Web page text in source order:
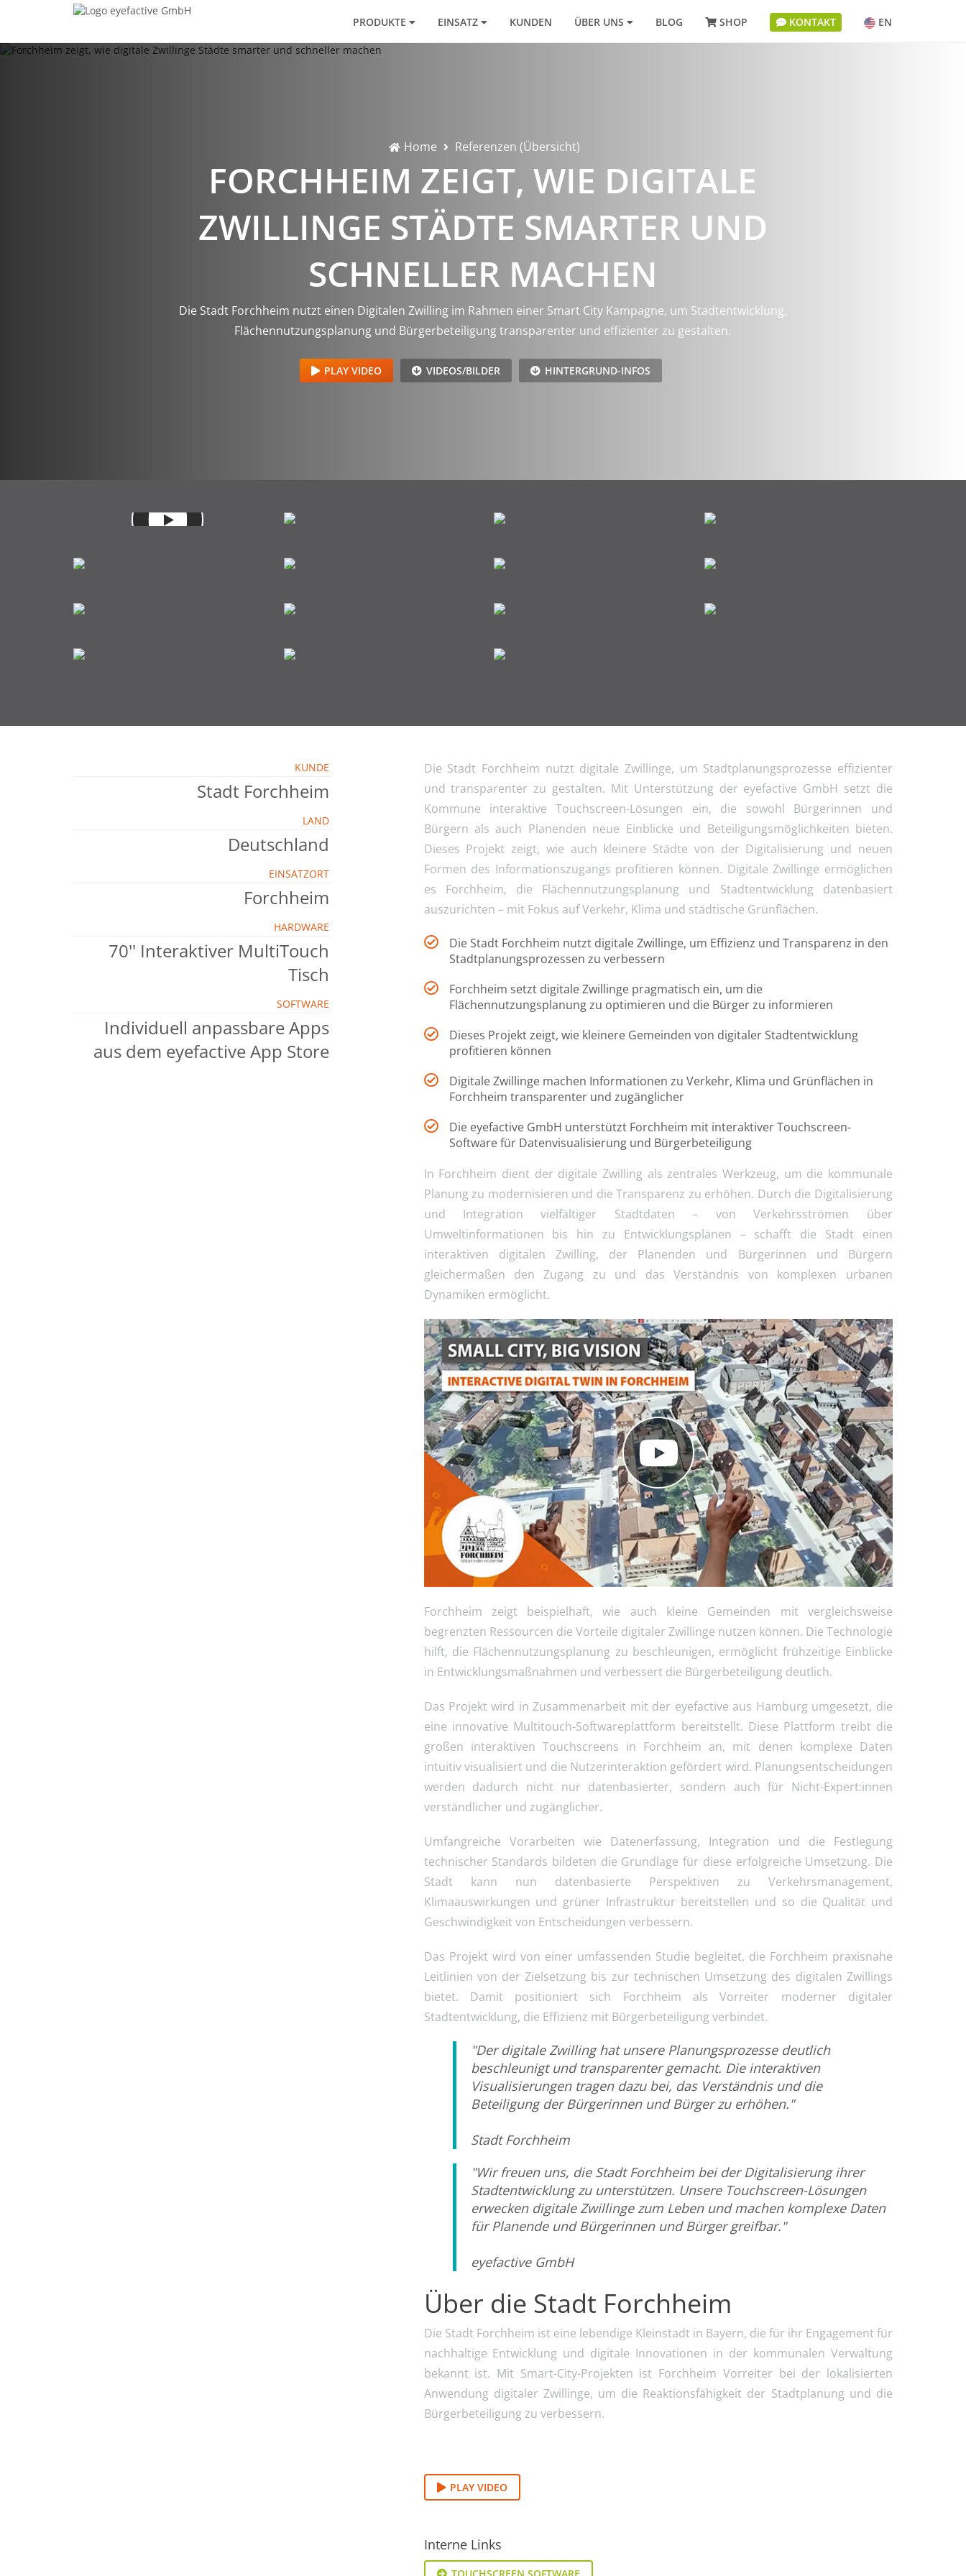
PRODUKTE EINSATZ KUNDEN ÜBER UNS BLOG SHOP KONTAKT EN
Home Referenzen (Übersicht)
FORCHHEIM ZEIGT, WIE DIGITALE
ZWILLINGE STÄDTE SMARTER UND
SCHNELLER MACHEN
Die Stadt Forchheim nutzt einen Digitalen Zwilling im Rahmen einer Smart City Kampagne, um Stadtentwicklung,
Flächennutzungsplanung und Bürgerbeteiligung transparenter und effizienter zu gestalten.
PLAY VIDEO VIDEOS/BILDER HINTERGRUND-INFOS
Die Stadt Forchheim nutzt digitale Zwillinge, um Stadtplanungsprozesse effizienter
und transparenter zu gestalten. Mit Unterstützung der eyefactive GmbH setzt die
Kommune interaktive Touchscreen-Lösungen ein, die sowohl Bürgerinnen und
Bürgern als auch Planenden neue Einblicke und Beteiligungsmöglichkeiten bieten.
Dieses Projekt zeigt, wie auch kleinere Städte von der Digitalisierung und neuen
Formen des Informationszugangs profitieren können. Digitale Zwillinge ermöglichen
es Forchheim, die Flächennutzungsplanung und Stadtentwicklung datenbasiert
auszurichten – mit Fokus auf Verkehr, Klima und städtische Grünflächen.
Die Stadt Forchheim nutzt digitale Zwillinge, um Effizienz und Transparenz in den
Stadtplanungsprozessen zu verbessern
Forchheim setzt digitale Zwillinge pragmatisch ein, um die
Flächennutzungsplanung zu optimieren und die Bürger zu informieren
Dieses Projekt zeigt, wie kleinere Gemeinden von digitaler Stadtentwicklung
profitieren können
Digitale Zwillinge machen Informationen zu Verkehr, Klima und Grünflächen in
Forchheim transparenter und zugänglicher
Die eyefactive GmbH unterstützt Forchheim mit interaktiver Touchscreen-
Software für Datenvisualisierung und Bürgerbeteiligung
In Forchheim dient der digitale Zwilling als zentrales Werkzeug, um die kommunale
Planung zu modernisieren und die Transparenz zu erhöhen. Durch die Digitalisierung
und Integration vielfältiger Stadtdaten – von Verkehrsströmen über
Umweltinformationen bis hin zu Entwicklungsplänen – schafft die Stadt einen
interaktiven digitalen Zwilling, der Planenden und Bürgerinnen und Bürgern
gleichermaßen den Zugang zu und das Verständnis von komplexen urbanen
Dynamiken ermöglicht.
Forchheim zeigt beispielhaft, wie auch kleine Gemeinden mit vergleichsweise
begrenzten Ressourcen die Vorteile digitaler Zwillinge nutzen können. Die Technologie
hilft, die Flächennutzungsplanung zu beschleunigen, ermöglicht frühzeitige Einblicke
in Entwicklungsmaßnahmen und verbessert die Bürgerbeteiligung deutlich.
Das Projekt wird in Zusammenarbeit mit der eyefactive aus Hamburg umgesetzt, die
eine innovative Multitouch-Softwareplattform bereitstellt. Diese Plattform treibt die
großen interaktiven Touchscreens in Forchheim an, mit denen komplexe Daten
intuitiv visualisiert und die Nutzerinteraktion gefördert wird. Planungsentscheidungen
werden dadurch nicht nur datenbasierter, sondern auch für Nicht-Expert:innen
verständlicher und zugänglicher.
Umfangreiche Vorarbeiten wie Datenerfassung, Integration und die Festlegung
technischer Standards bildeten die Grundlage für diese erfolgreiche Umsetzung. Die
Stadt kann nun datenbasierte Perspektiven zu Verkehrsmanagement,
Klimaauswirkungen und grüner Infrastruktur bereitstellen und so die Qualität und
Geschwindigkeit von Entscheidungen verbessern.
Das Projekt wird von einer umfassenden Studie begleitet, die Forchheim praxisnahe
Leitlinien von der Zielsetzung bis zur technischen Umsetzung des digitalen Zwillings
bietet. Damit positioniert sich Forchheim als Vorreiter moderner digitaler
Stadtentwicklung, die Effizienz mit Bürgerbeteiligung verbindet.
"Der digitale Zwilling hat unsere Planungsprozesse deutlich
beschleunigt und transparenter gemacht. Die interaktiven
Visualisierungen tragen dazu bei, das Verständnis und die
Beteiligung der Bürgerinnen und Bürger zu erhöhen."
Stadt Forchheim
"Wir freuen uns, die Stadt Forchheim bei der Digitalisierung ihrer
Stadtentwicklung zu unterstützen. Unsere Touchscreen-Lösungen
erwecken digitale Zwillinge zum Leben und machen komplexe Daten
für Planende und Bürgerinnen und Bürger greifbar."
eyefactive GmbH
Über die Stadt Forchheim
Die Stadt Forchheim ist eine lebendige Kleinstadt in Bayern, die für ihr Engagement für
nachhaltige Entwicklung und digitale Innovationen in der kommunalen Verwaltung
bekannt ist. Mit Smart-City-Projekten ist Forchheim Vorreiter bei der lokalisierten
Anwendung digitaler Zwillinge, um die Reaktionsfähigkeit der Stadtplanung und die
Bürgerbeteiligung zu verbessern.
PLAY VIDEO
Interne Links
KUNDE
Stadt Forchheim
LAND
Deutschland
EINSATZORT
Forchheim
HARDWARE
70'' Interaktiver MultiTouch
Tisch
SOFTWARE
Individuell anpassbare Apps
aus dem eyefactive App Store